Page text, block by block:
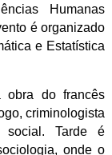
Humanas
é organizado
e Estatística
obra do francês
criminologista
social. Tarde é
onde o